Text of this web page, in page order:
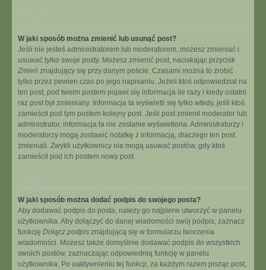
Na górę
W jaki sposób można zmienić lub usunąć post?
Jeśli nie jesteś administratorem lub moderatorem, możesz zmieniać i
usuwać tylko swoje posty. Możesz zmienić post, naciskając przycisk
Zmień znajdujący się przy danym poście. Czasami można to zrobić
tylko przez pewien czas po jego napisaniu. Jeżeli ktoś odpowiedział na
ten post, pod twoim postem pojawi się informacja ile razy i kiedy ostatni
raz post był zmieniany. Informacja ta wyświetli się tylko wtedy, jeśli ktoś
zamieścił pod tym postem kolejny post. Jeśli post zmienił moderator lub
administrator, informacja ta nie zostanie wyświetlona. Administratorzy i
moderatorzy mogą zostawić notatkę z informacją, dlaczego ten post
zmieniali. Zwykli użytkownicy nie mogą usuwać postów, gdy ktoś
zamieścił pod ich postem nowy post.
Na górę
W jaki sposób można dodać podpis do swojego posta?
Aby dodawać podpis do posta, należy go najpierw utworzyć w panelu
użytkownika. Aby dołączyć do danej wiadomości swój podpis, zaznacz
funkcję Dołącz podpis znajdującą się w formularzu tworzenia
wiadomości. Możesz także domyślnie dodawać podpis do wszystkich
swoich postów, zaznaczając odpowiednią funkcję w panelu
użytkownika. Po uaktywnieniu tej funkcji, za każdym razem pisząc post,